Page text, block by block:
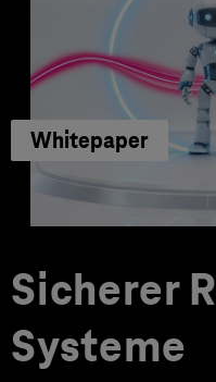
Whitepaper
Sicherer
Systeme